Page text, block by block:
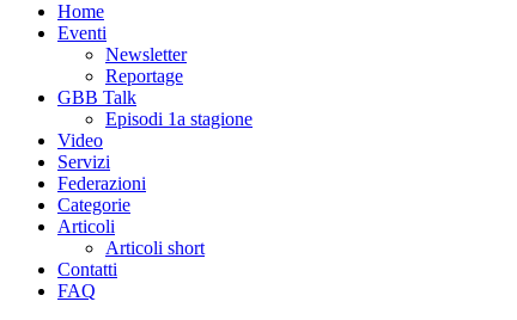
Home
Eventi
Newsletter
Reportage
GBB Talk
Episodi 1a stagione
Video
Servizi
Federazioni
Categorie
Articoli
Articoli short
Contatti
FAQ